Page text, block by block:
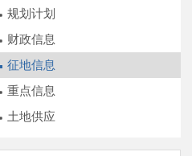
规划计划
财政信息
征地信息
重点信息
土地供应